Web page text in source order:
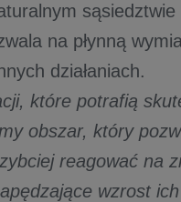
sąsiedztwie
na płynną
działaniach.
które potrafią
obszar, który
reagować na
wzrost